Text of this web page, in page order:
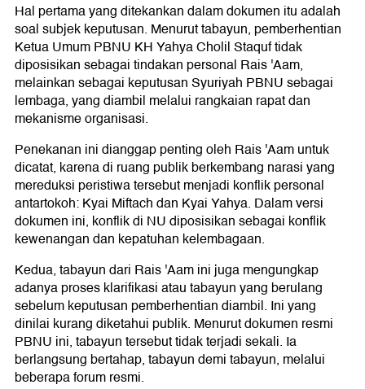
Hal pertama yang ditekankan dalam dokumen itu adalah
soal subjek keputusan. Menurut tabayun, pemberhentian
Ketua Umum PBNU KH Yahya Cholil Staquf tidak
diposisikan sebagai tindakan personal Rais 'Aam,
melainkan sebagai keputusan Syuriyah PBNU sebagai
lembaga, yang diambil melalui rangkaian rapat dan
mekanisme organisasi.
Penekanan ini dianggap penting oleh Rais 'Aam untuk
dicatat, karena di ruang publik berkembang narasi yang
mereduksi peristiwa tersebut menjadi konflik personal
antartokoh: Kyai Miftach dan Kyai Yahya. Dalam versi
dokumen ini, konflik di NU diposisikan sebagai konflik
kewenangan dan kepatuhan kelembagaan.
Kedua, tabayun dari Rais 'Aam ini juga mengungkap
adanya proses klarifikasi atau tabayun yang berulang
sebelum keputusan pemberhentian diambil. Ini yang
dinilai kurang diketahui publik. Menurut dokumen resmi
PBNU ini, tabayun tersebut tidak terjadi sekali. Ia
berlangsung bertahap, tabayun demi tabayun, melalui
beberapa forum resmi.